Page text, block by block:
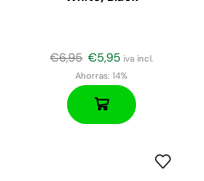
€6,95 €5,95 iva incl.
Ahorras: 14%